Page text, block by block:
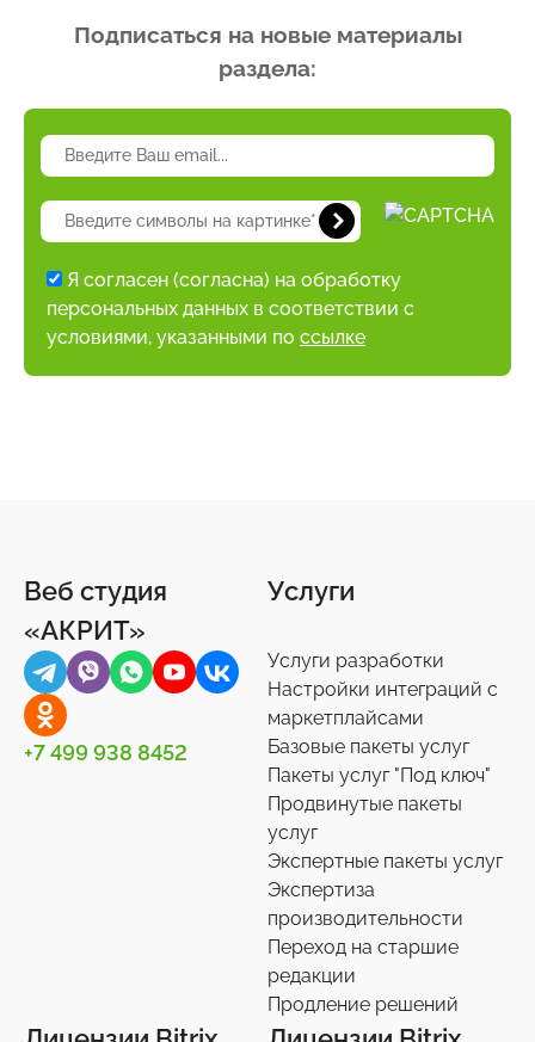
Подписаться на новые материалы
раздела:
Я согласен (согласна) на обработку
персональных данных в соответствии с
условиями, указанными по ссылке
Веб студия
«АКРИТ»
+7 499 938 8452
Услуги
Услуги разработки
Настройки интеграций с
маркетплайсами
Базовые пакеты услуг
Пакеты услуг "Под ключ"
Продвинутые пакеты
услуг
Экспертные пакеты услуг
Экспертиза
производительности
Переход на старшие
редакции
Продление решений